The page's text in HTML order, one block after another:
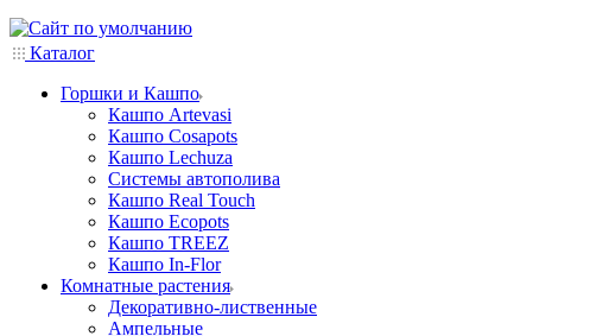
Каталог
Горшки и Кашпо
Кашпо Artevasi
Кашпо Cosapots
Кашпо Lechuza
Системы автополива
Кашпо Real Touch
Кашпо Ecopots
Кашпо TREEZ
Кашпо In-Flor
Комнатные растения
Декоративно-лиственные
Ампельные